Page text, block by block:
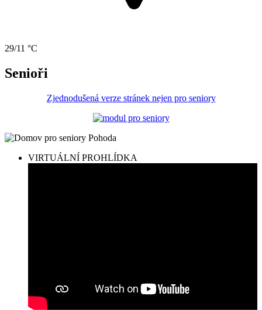
29/11 °C
Senioři
Zjednodušená verze stránek nejen pro seniory
VIRTUÁLNÍ PROHLÍDKA